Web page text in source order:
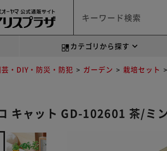
カテゴリから探す
芸・DIY・防災・防犯 ガーデン 栽培セット
キャット GD-102601 茶/ミ